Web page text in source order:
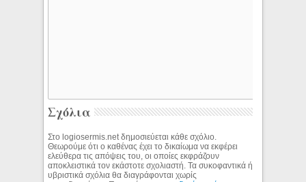
Σχόλια
Στο logiosermis.net δημοσιεύεται κάθε σχόλιο.
Θεωρούμε ότι ο καθένας έχει το δικαίωμα να εκφέρει
ελεύθερα τις απόψεις του, οι οποίες εκφράζουν
αποκλειστικά τον εκάστοτε σχολιαστή. Τα συκοφαντικά ή
υβριστικά σχόλια θα διαγράφονται χωρίς